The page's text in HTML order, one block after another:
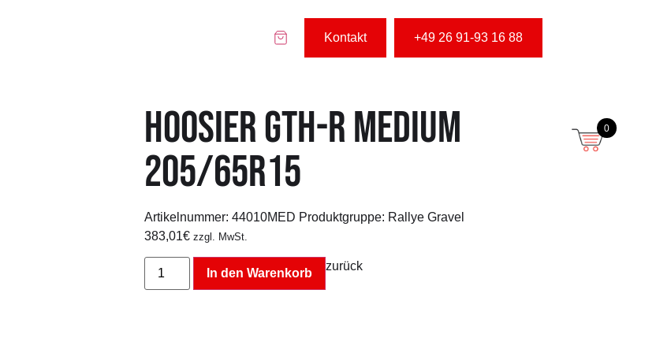
Kontakt +49 26 91-93 16 88
HOOSIER GTH-R MEDIUM
205/65R15
Artikelnummer: 44010MED Produktgruppe: Rallye Gravel
383,01€ zzgl. MwSt.
In den Warenkorb
zurück
0